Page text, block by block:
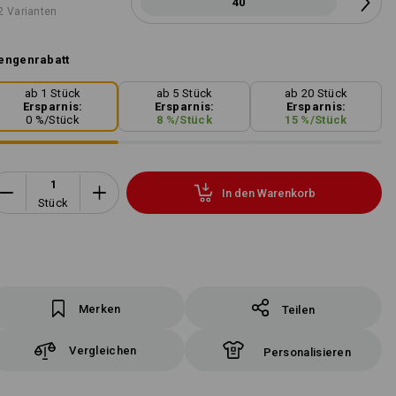
Varianten
ab 1 Stück
Ersparnis:
0 %/Stück
ab 5 Stück
Ersparnis:
8 %/Stück
ab 20 Stück
Ersparnis:
15 %/Stück
Stück
In den Warenkorb
Merken Teilen
Vergleichen Personalisieren